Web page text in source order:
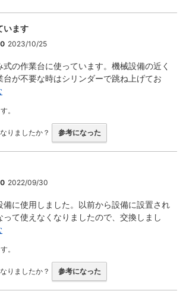
います
4
2023/10/25
の作業台に使っています。機械設備の近く
台が不要な時はシリンダーで跳ね上げてお
。
りましたか？ 参考になった
5
2022/09/30
備に使用しました。以前から設備に設置され
って使えなくなりましたので、交換しまし
。
りましたか？ 参考になった